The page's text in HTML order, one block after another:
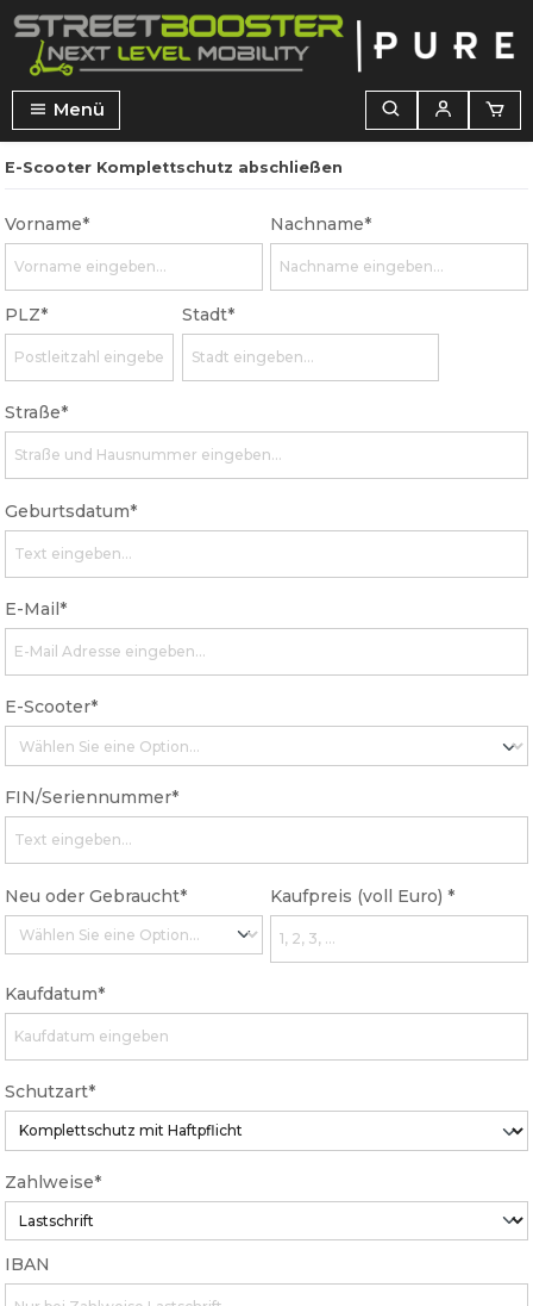
springen
Menü
E-Scooter Komplettschutz abschließen
Vorname* Nachname*
PLZ* Stadt*
Straße*
Geburtsdatum*
E-Mail*
E-Scooter*
FIN/Seriennummer*
Neu oder Gebraucht* Kaufpreis (voll Euro) *
Kaufdatum*
Schutzart*
Zahlweise*
IBAN